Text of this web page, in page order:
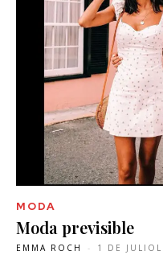
MODA
Moda previsible
EMMA ROCH - 1 DE